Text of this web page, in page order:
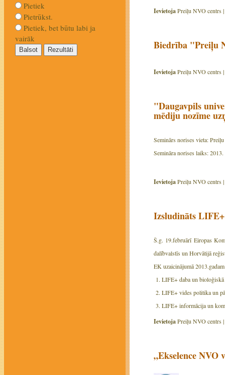
IevietojaPreiļu NVO centrs |
Biedrība "Preiļu
IevietojaPreiļu NVO centrs |
"Daugavpils
mēdiju nozīme
Seminārs norises vieta:
Semināra norises laiks:
IevietojaPreiļu NVO centrs |
Izsludināts
Š.g. 19.februārī Eiropas
dalībvalstīs un Horvātijā
EK uzaicinājumā
1. LIFE+ daba un
2. LIFE+ vides politika un
3. LIFE+ informācija un
IevietojaPreiļu NVO centrs |
„Ekselence NVO
Pietiek
Pietrūkst.
Pietiek, bet būtu labi ja
vairāk